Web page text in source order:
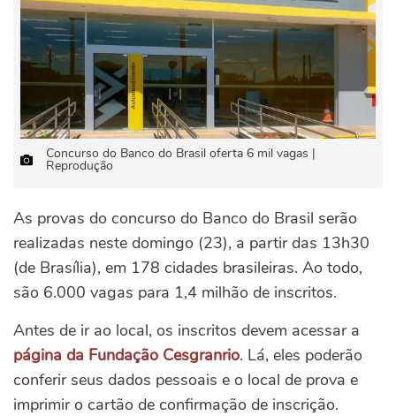
Concurso do Banco do Brasil oferta 6 mil vagas |
Reprodução
As provas do concurso do Banco do Brasil serão
realizadas neste domingo (23), a partir das 13h30
(de Brasília), em 178 cidades brasileiras. Ao todo,
são 6.000 vagas para 1,4 milhão de inscritos.
Antes de ir ao local, os inscritos devem acessar a
página da Fundação Cesgranrio. Lá, eles poderão
conferir seus dados pessoais e o local de prova e
imprimir o cartão de confirmação de inscrição.